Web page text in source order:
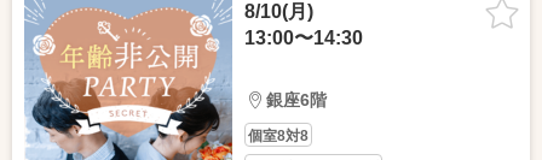
8/10(月)
13:00〜14:30
銀座6階
個室8対8